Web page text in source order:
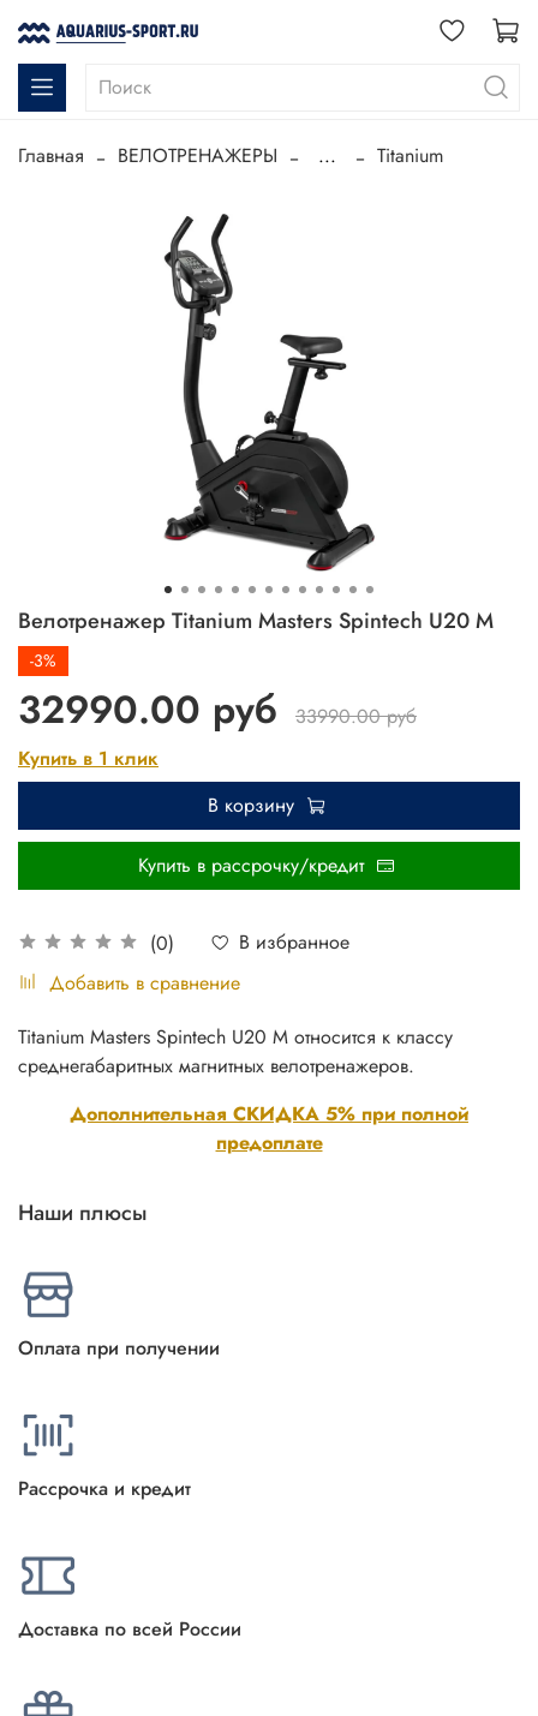
Главная ВЕЛОТРЕНАЖЕРЫ ... Titanium
Велотренажер Titanium Masters Spintech U20 M
(0)
В избранное
Добавить в сравнение
-3%
32990.00 руб
33990.00 руб
Купить в 1 клик
В корзину
Купить в рассрочку/кредит
Дополнительная СКИДКА 5% при полной
предоплате
Titanium Masters Spintech U20 М относится к классу
среднегабаритных магнитных велотренажеров.
Наши плюсы
Оплата при получении
Рассрочка и кредит
Доставка по всей России